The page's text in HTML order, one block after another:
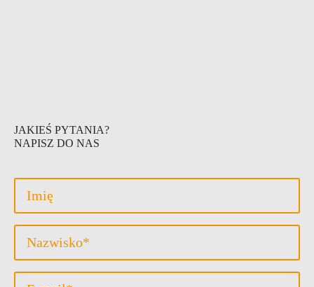
JAKIEŚ PYTANIA?
NAPISZ DO NAS
Vorname
Nachname
Email